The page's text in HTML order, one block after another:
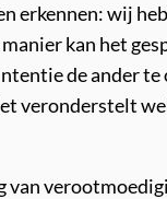
erkennen: wij
kan het
de ander
veronderstelt
van